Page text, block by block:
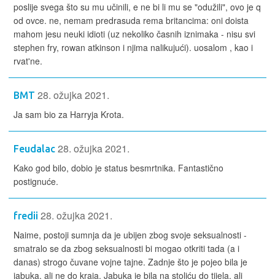
poslije svega što su mu učinili, e ne bi li mu se "odužili", ovo je q
od ovce. ne, nemam predrasuda rema britancima: oni doista
mahom jesu neuki idioti (uz nekoliko časnih iznimaka - nisu svi
stephen fry, rowan atkinson i njima nalikujući). uosalom , kao i
rvat'ne.
BMT 28. ožujka 2021.
Ja sam bio za Harryja Krota.
Feudalac 28. ožujka 2021.
Kako god bilo, dobio je status besmrtnika. Fantastično
postignuće.
fredii 28. ožujka 2021.
Naime, postoji sumnja da je ubijen zbog svoje seksualnosti -
smatralo se da zbog seksualnosti bi mogao otkriti tada (a i
danas) strogo čuvane vojne tajne. Zadnje što je pojeo bila je
jabuka, ali ne do kraja. Jabuka je bila na stoliću do tijela, ali